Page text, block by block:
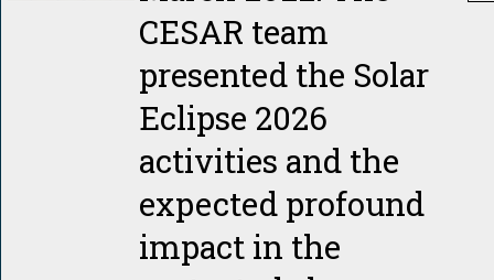
CESAR team
presented the Solar
Eclipse 2026
activities and the
expected profound
impact in the